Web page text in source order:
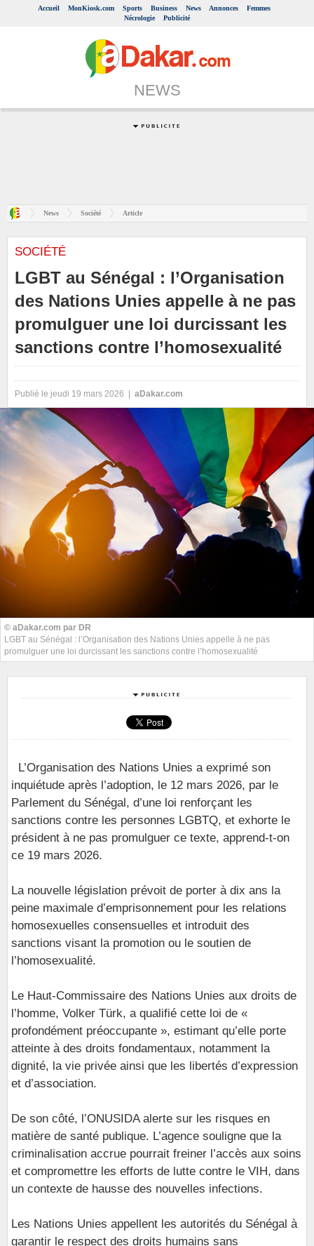
Accueil MonKiosk.com Sports Business News Annonces
Femmes
Nécrologie
Publicité
NEWS
News Société Article
SOCIÉTÉ
LGBT au Sénégal : l’Organisation
des Nations Unies appelle à ne pas
promulguer une loi durcissant les
sanctions contre l’homosexualité
Publié le jeudi 19 mars 2026 | aDakar.com
© aDakar.com par DR
LGBT au Sénégal : l’Organisation des Nations Unies appelle à ne pas
promulguer une loi durcissant les sanctions contre l’homosexualité
L’Organisation des Nations Unies a exprimé son
inquiétude après l’adoption, le 12 mars 2026, par le
Parlement du Sénégal, d’une loi renforçant les
sanctions contre les personnes LGBTQ, et exhorte le
président à ne pas promulguer ce texte, apprend-t-on
ce 19 mars 2026.
La nouvelle législation prévoit de porter à dix ans la
peine maximale d’emprisonnement pour les relations
homosexuelles consensuelles et introduit des
sanctions visant la promotion ou le soutien de
l’homosexualité.
Le Haut-Commissaire des Nations Unies aux droits de
l’homme, Volker Türk, a qualifié cette loi de «
profondément préoccupante », estimant qu’elle porte
atteinte à des droits fondamentaux, notamment la
dignité, la vie privée ainsi que les libertés d’expression
et d’association.
De son côté, l’ONUSIDA alerte sur les risques en
matière de santé publique. L’agence souligne que la
criminalisation accrue pourrait freiner l’accès aux soins
et compromettre les efforts de lutte contre le VIH, dans
un contexte de hausse des nouvelles infections.
Les Nations Unies appellent les autorités du Sénégal à
garantir le respect des droits humains sans